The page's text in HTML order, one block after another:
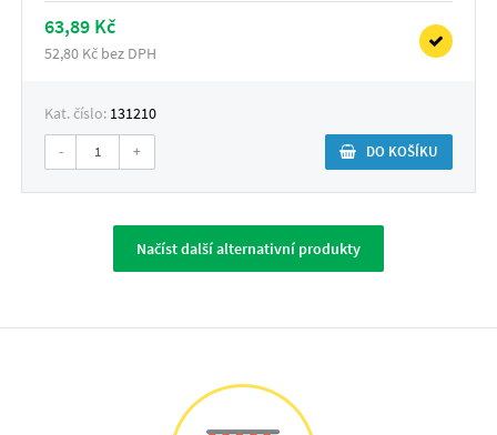
63,89 Kč
52,80 Kč bez DPH
Kat. číslo: 131210
- + DO KOŠÍKU
Načíst další alternativní produkty